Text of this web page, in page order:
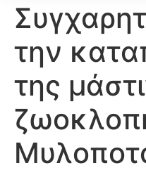
την
της